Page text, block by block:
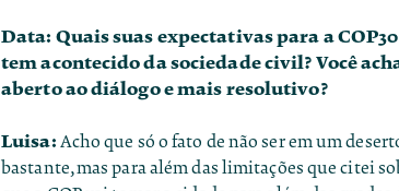
Data: Quais suas expectativas para a
tem acontecido da sociedade civil? Você
aberto ao diálogo e mais resolutivo?
Luisa: Acho que só o fato de não ser em um
bastante, mas para além das limitações que citei